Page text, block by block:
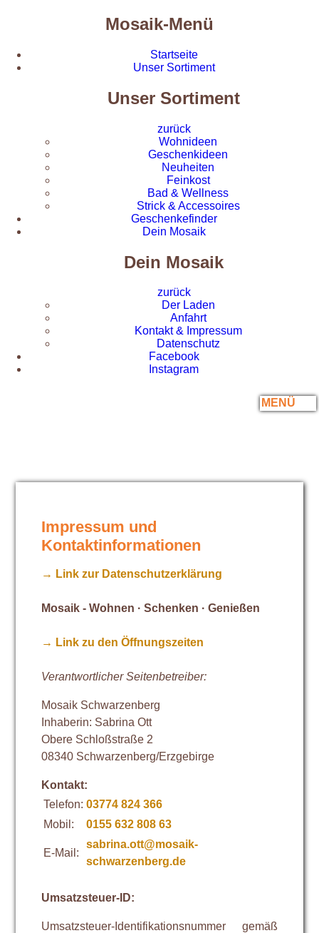
Mosaik-Menü
Startseite
Unser Sortiment
Unser Sortiment
zurück
Wohnideen
Geschenkideen
Neuheiten
Feinkost
Bad & Wellness
Strick & Accessoires
Geschenkefinder
Dein Mosaik
Dein Mosaik
zurück
Der Laden
Anfahrt
Kontakt & Impressum
Datenschutz
Facebook
Instagram
MENÜ
Impressum und
Kontaktinformationen
→ Link zur Datenschutzerklärung
Mosaik - Wohnen · Schenken · Genießen
→ Link zu den Öffnungszeiten
Verantwortlicher Seitenbetreiber:
Mosaik Schwarzenberg
Inhaberin: Sabrina Ott
Obere Schloßstraße 2
08340 Schwarzenberg/Erzgebirge
Kontakt:
Telefon: 03774 824 366
Mobil:
0155 632 808 63
E-Mail:
sabrina.ott@mosaik-
schwarzenberg.de
Umsatzsteuer-ID:
Umsatzsteuer-Identifikationsnummer gemäß